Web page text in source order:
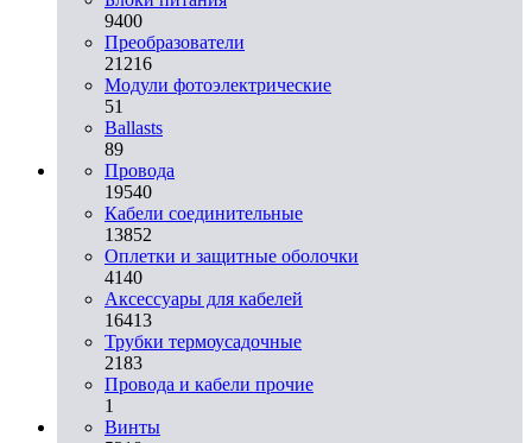
9400
Преобразователи
21216
Модули фотоэлектрические
51
Ballasts
89
Провода
19540
Кабели соединительные
13852
Оплетки и защитные оболочки
4140
Аксессуары для кабелей
16413
Трубки термоусадочные
2183
Провода и кабели прочие
1
Винты